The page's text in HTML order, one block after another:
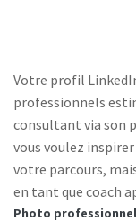
Votre profil
professionnels
consultant via son
vous voulez
votre parcours,
en tant que coach
Photo